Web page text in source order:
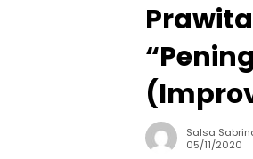
Salsa
05/11/2020